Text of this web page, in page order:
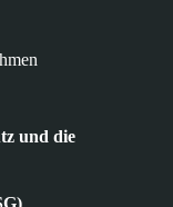
und die